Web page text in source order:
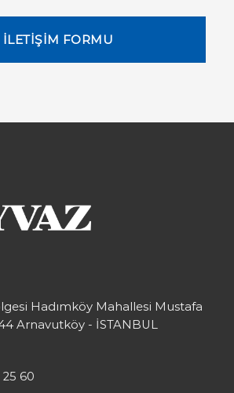
İLETİŞİM FORMU
Hadımköy Mahallesi Mustafa
Arnavutköy - İSTANBUL
25 60